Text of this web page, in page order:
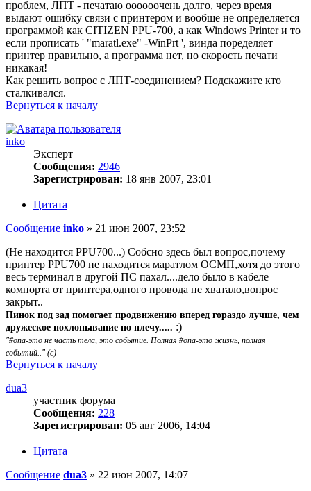
проблем, ЛПТ - печатаю оооооочень долго, через время
выдают ошибку связи с принтером и вообще не определяется
программой как CITIZEN PPU-700, а как Windows Printer и то
если прописать ' "maratl.exe" -WinPrt ', винда поределяет
принтер правильно, а программа нет, но скорость печати
никакая!
Как решить вопрос с ЛПТ-соединением? Подскажите кто
сталкивался.
Вернуться к началу
inko
Эксперт
Сообщения: 2946
Зарегистрирован: 18 янв 2007, 23:01
Цитата
Сообщение inko » 21 июн 2007, 23:52
(Не находится PPU700...) Собсно здесь был вопрос,почему
принтер PPU700 не находится маратлом ОСМП,хотя до этого
весь терминал в другой ПС пахал....дело было в кабеле
компорта от принтера,одного провода не хватало,вопрос
закрыт..
Пинок под зад помогает продвижению вперед гораздо лучше, чем
дружеское похлопывание по плечу..... :)
"#опа-это не часть тела, это событие. Полная #опа-это жизнь, полная
событий.." (с)
Вернуться к началу
dua3
участник форума
Сообщения: 228
Зарегистрирован: 05 авг 2006, 14:04
Цитата
Сообщение dua3 » 22 июн 2007, 14:07